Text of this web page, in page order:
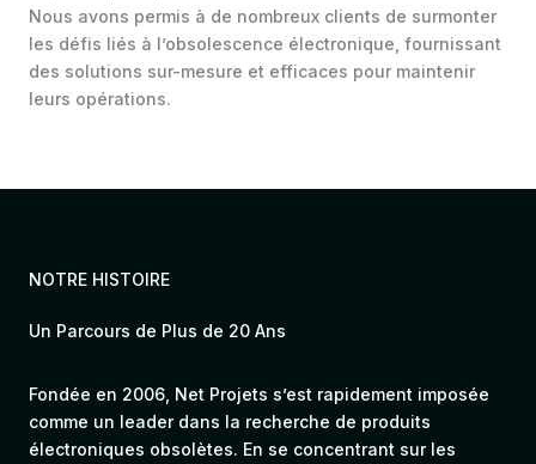
Nous avons permis à de nombreux clients de surmonter
les défis liés à l’obsolescence électronique, fournissant
des solutions sur-mesure et efficaces pour maintenir
leurs opérations.
NOTRE HISTOIRE
Un Parcours de Plus de 20 Ans
Fondée en 2006, Net Projets s’est rapidement imposée
comme un leader dans la recherche de produits
électroniques obsolètes. En se concentrant sur les